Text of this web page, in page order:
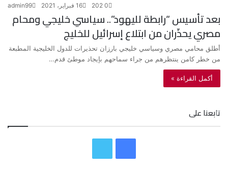
admin99 16 فبراير، 2021 0
بعد تأسيس “رابطة لليهود”.. سياسي خليجي ومحام
مصري يحذّران من ابتلاع إسرائيل للخليج
أطلق محامي مصري وسياسي خليجي بارزان تحذيرات للدول الخليجية المطبعة
من خطر كامن ينتظرهم من جراء سماحهم بإيجاد موطئ قدم…
أكمل القراءة »
تابعنا على